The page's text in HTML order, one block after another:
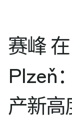
赛峰
Plzeň
产新高